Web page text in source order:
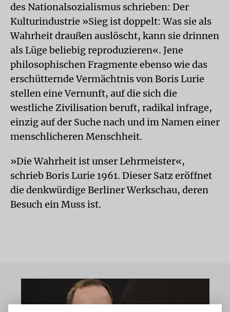
des Nationalsozialismus schrieben: Der
Kulturindustrie »Sieg ist doppelt: Was sie als
Wahrheit draußen auslöscht, kann sie drinnen
als Lüge beliebig reproduzieren«. Jene
philosophischen Fragmente ebenso wie das
erschütternde Vermächtnis von Boris Lurie
stellen eine Vernunft, auf die sich die
westliche Zivilisation beruft, radikal infrage,
einzig auf der Suche nach und im Namen einer
menschlicheren Menschheit.
»Die Wahrheit ist unser Lehrmeister«,
schrieb Boris Lurie 1961. Dieser Satz eröffnet
die denkwürdige Berliner Werkschau, deren
Besuch ein Muss ist.